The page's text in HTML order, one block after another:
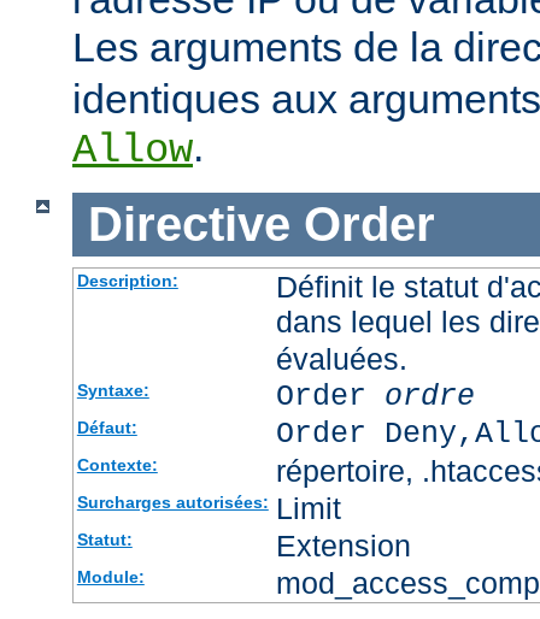
Les arguments de la
identiques aux
Allow.
Directive Order
Description:
Définit le statut
dans lequel les
évaluées.
Syntaxe: Order ordre
Défaut: Order
Contexte: répertoire,
Surcharges autorisées: Limit
Statut: Extension
Module: